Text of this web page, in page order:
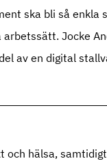
ska bli så
Jocke
av en digital
hälsa,